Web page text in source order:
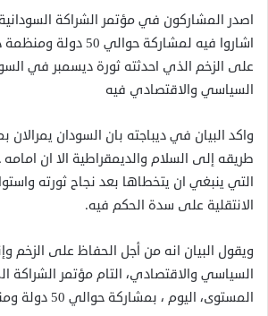
اصدر المشاركون في مؤتمر الشراكة
اشاروا فيه لمشاركة
على الزخم الذي احدثته ثورة ديسمبر في
السياسي والاقتصادي فيه
واكد البيان في ديباجته بان السودان
طريقه إلى السلام والديمقراطية الا ان
التي ينبغي ان يتخطاها بعد نجاح ثورته
الانتقلية على سدة الحكم فيه.
ويقول البيان انه من أجل الحفاظ على الزخم
السياسي والاقتصادي، التام مؤتمر الشراكة
المستوى، اليوم ، بمشاركة حوالي 50 دولة ومنظمة دولية.